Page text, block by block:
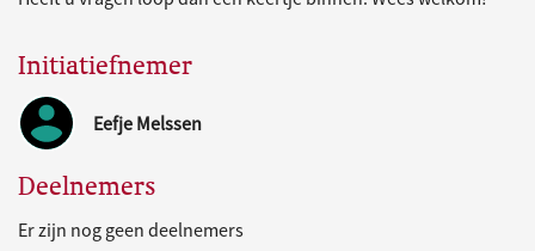
Initiatiefnemer
Eefje Melssen
Deelnemers
Er zijn nog geen deelnemers